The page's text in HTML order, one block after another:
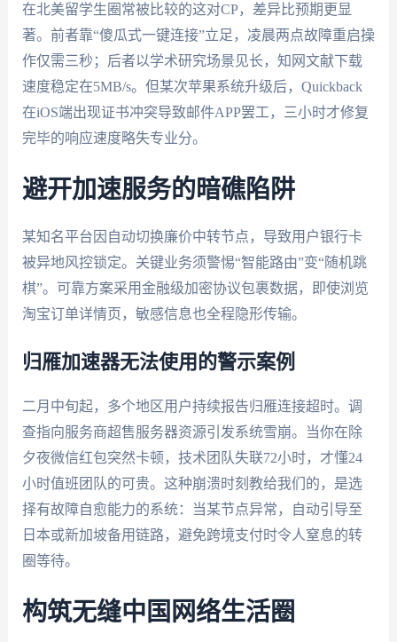
在北美留学生圈常被比较的这对CP，差异比预期更显
著。前者靠“傻瓜式一键连接”立足，凌晨两点故障重启操
作仅需三秒；后者以学术研究场景见长，知网文献下载
速度稳定在5MB/s。但某次苹果系统升级后，Quickback
在iOS端出现证书冲突导致邮件APP罢工，三小时才修复
完毕的响应速度略失专业分。
避开加速服务的暗礁陷阱
某知名平台因自动切换廉价中转节点，导致用户银行卡
被异地风控锁定。关键业务须警惕“智能路由”变“随机跳
棋”。可靠方案采用金融级加密协议包裹数据，即使浏览
淘宝订单详情页，敏感信息也全程隐形传输。
归雁加速器无法使用的警示案例
二月中旬起，多个地区用户持续报告归雁连接超时。调
查指向服务商超售服务器资源引发系统雪崩。当你在除
夕夜微信红包突然卡顿，技术团队失联72小时，才懂24
小时值班团队的可贵。这种崩溃时刻教给我们的，是选
择有故障自愈能力的系统：当某节点异常，自动引导至
日本或新加坡备用链路，避免跨境支付时令人窒息的转
圈等待。
构筑无缝中国网络生活圈